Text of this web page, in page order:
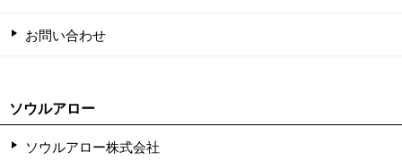
お問い合わせ
ソウルアロー
ソウルアロー株式会社